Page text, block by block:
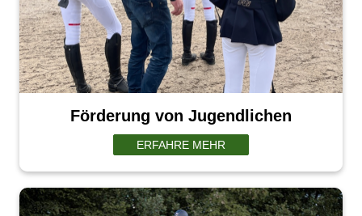
Förderung von Jugendlichen
ERFAHRE MEHR